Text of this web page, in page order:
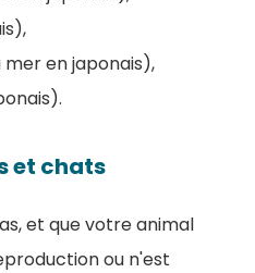
en japonais),
et chats
et que votre animal
ou n'est